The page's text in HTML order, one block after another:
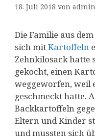
18. Juli 2018 von admin
Die Familie aus
sich mitKartoffeln
Zehnkilosack hatte
gekocht, einen
weggeworfen, weil
geschmeckt hatte.
Backkartoffeln
Eltern und Kinder
und mussten sich